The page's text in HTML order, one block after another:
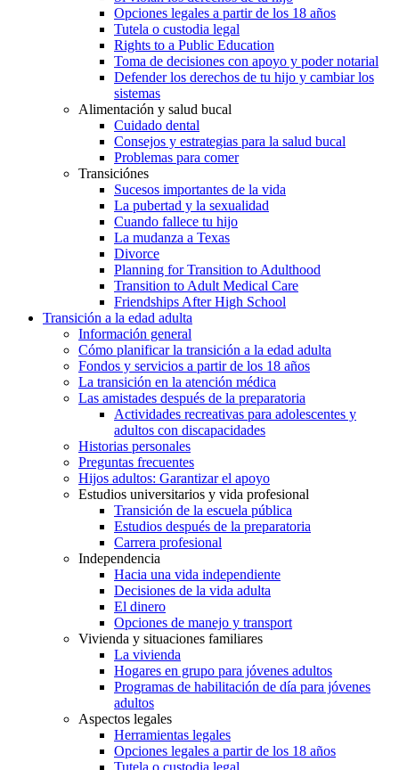
Opciones legales a partir de los 18 años
Tutela o custodia legal
Rights to a Public Education
Toma de decisiones con apoyo y poder notarial
Defender los derechos de tu hijo y cambiar los
sistemas
Alimentación y salud bucal
Cuidado dental
Consejos y estrategias para la salud bucal
Problemas para comer
Transiciónes
Sucesos importantes de la vida
La pubertad y la sexualidad
Cuando fallece tu hijo
La mudanza a Texas
Divorce
Planning for Transition to Adulthood
Transition to Adult Medical Care
Friendships After High School
Transición a la edad adulta
Información general
Cómo planificar la transición a la edad adulta
Fondos y servicios a partir de los 18 años
La transición en la atención médica
Las amistades después de la preparatoria
Actividades recreativas para adolescentes y
adultos con discapacidades
Historias personales
Preguntas frecuentes
Hijos adultos: Garantizar el apoyo
Estudios universitarios y vida profesional
Transición de la escuela pública
Estudios después de la preparatoria
Carrera profesional
Independencia
Hacia una vida independiente
Decisiones de la vida adulta
El dinero
Opciones de manejo y transport
Vivienda y situaciones familiares
La vivienda
Hogares en grupo para jóvenes adultos
Programas de habilitación de día para jóvenes
adultos
Aspectos legales
Herramientas legales
Opciones legales a partir de los 18 años
Tutela o custodia legal